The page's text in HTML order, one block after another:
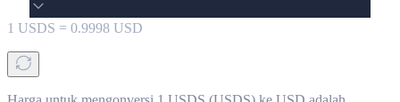
1 USDS = 0.9998 USD